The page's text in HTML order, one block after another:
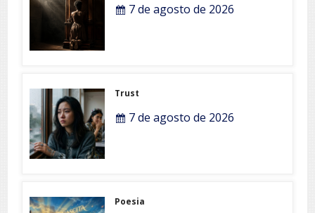
7 de agosto de 2026
Trust
7 de agosto de 2026
Poesia